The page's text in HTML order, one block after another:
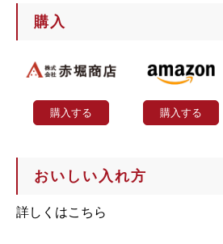
購入
購入する 購入する
おいしい入れ方
詳しくはこちら